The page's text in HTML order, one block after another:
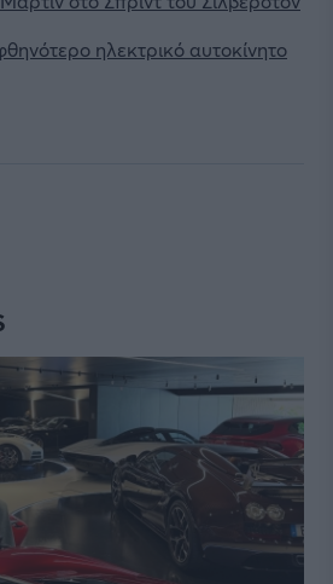
ηλεκτρικό αυτοκίνητο